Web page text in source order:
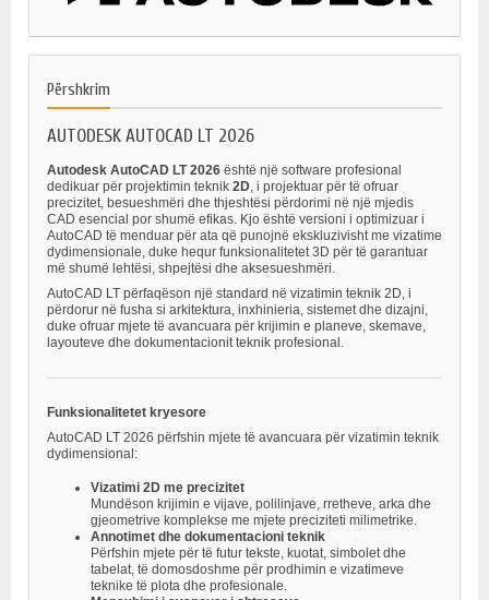
Përshkrim
AUTODESK AUTOCAD LT 2026
Autodesk AutoCAD LT 2026 është një software profesional
dedikuar për projektimin teknik 2D , i projektuar për të ofruar
precizitet, besueshmëri dhe thjeshtësi përdorimi në një mjedis
CAD esencial por shumë efikas. Kjo është versioni i optimizuar i
AutoCAD të menduar për ata që punojnë ekskluzivisht me vizatime
dydimensionale, duke hequr funksionalitetet 3D për të garantuar
më shumë lehtësi, shpejtësi dhe aksesueshmëri.
AutoCAD LT përfaqëson një standard në vizatimin teknik 2D, i
përdorur në fusha si arkitektura, inxhinieria, sistemet dhe dizajni,
duke ofruar mjete të avancuara për krijimin e planeve, skemave,
layouteve dhe dokumentacionit teknik profesional.
Funksionalitetet kryesore
AutoCAD LT 2026 përfshin mjete të avancuara për vizatimin teknik
dydimensional:
Vizatimi 2D me precizitet
Mundëson krijimin e vijave, polilinjave, rretheve, arka dhe
gjeometrive komplekse me mjete preciziteti milimetrike.
Annotimet dhe dokumentacioni teknik
Përfshin mjete për të futur tekste, kuotat, simbolet dhe
tabelat, të domosdoshme për prodhimin e vizatimeve
teknike të plota dhe profesionale.